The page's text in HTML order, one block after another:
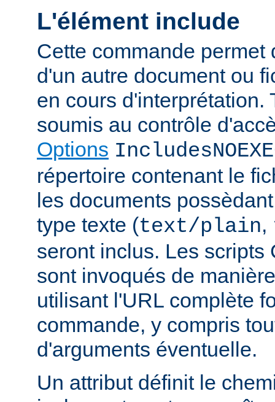
L'élément include
Cette commande permet
d'un autre document ou
en cours d'interprétation.
soumis au contrôle
Options
répertoire contenant le
les documents
type texte (text/plain,
seront inclus. Les scripts
sont invoqués de
utilisant l'URL complète
commande, y compris
d'arguments éventuelle.
Un attribut définit le